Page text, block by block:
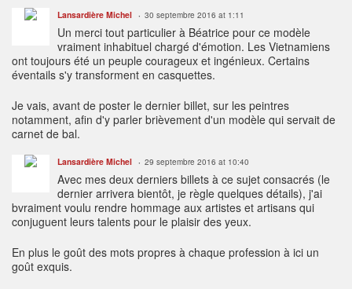
Lansardière Michel 30 septembre 2016 at 1:11
Un merci tout particulier à Béatrice pour ce modèle
vraiment inhabituel chargé d'émotion. Les Vietnamiens
ont toujours été un peuple courageux et ingénieux. Certains
éventails s'y transforment en casquettes.
Je vais, avant de poster le dernier billet, sur les peintres
notamment, afin d'y parler brièvement d'un modèle qui servait de
carnet de bal.
Lansardière Michel 29 septembre 2016 at 10:40
Avec mes deux derniers billets à ce sujet consacrés (le
dernier arrivera bientôt, je règle quelques détails), j'ai
bvraiment voulu rendre hommage aux artistes et artisans qui
conjuguent leurs talents pour le plaisir des yeux.
En plus le goût des mots propres à chaque profession à ici un
goût exquis.